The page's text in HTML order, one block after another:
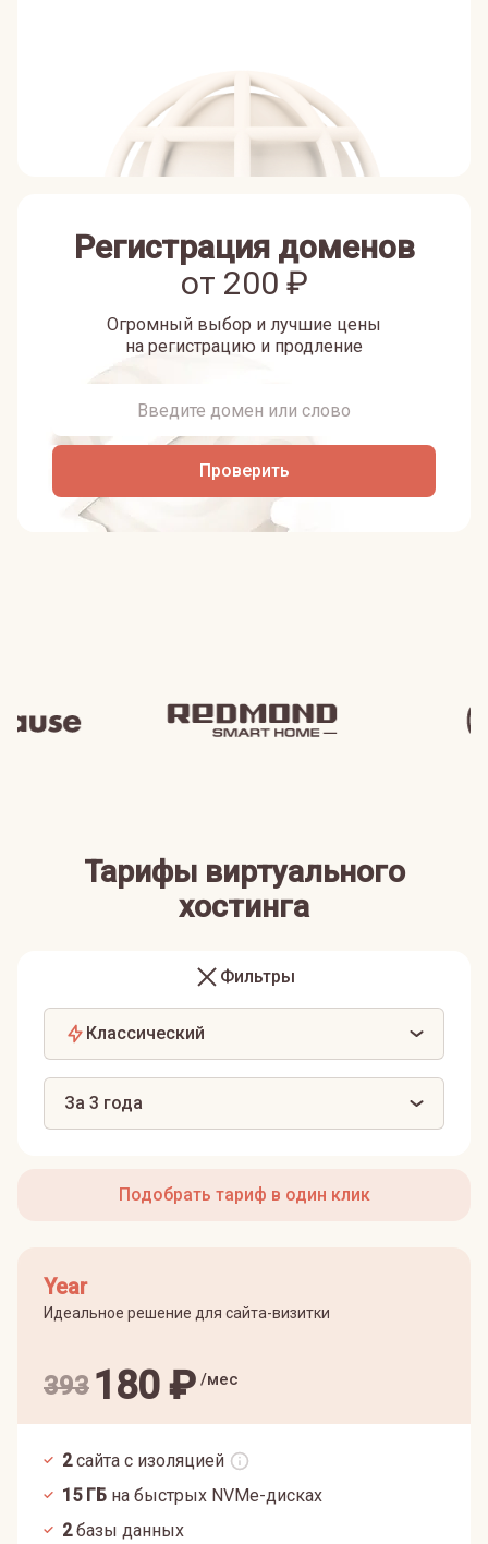
Регистрация доменов
от 200 ₽
Огромный выбор и лучшие цены
на регистрацию и продление
Проверить
Тарифы виртуального
хостинга
Фильтры
Классический
За 3 года
Подобрать тариф в один клик
Year
Идеальное решение для сайта-визитки
393 180₽ /мес
2 сайта с изоляцией
15ГБ на быстрых NVMe-дисках
2базы данных